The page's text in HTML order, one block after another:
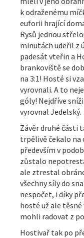
k odraženému
euforii hrající
Rysů jednou
minutách udeřil z
padesát vteřin a
brankoviště se
na 3:1! Hosté si
vyrovnali. A to
góly! Nejdříve
vyrovnal Jedelský.
Závěr druhé části
trpělivě čekalo na
především v
zůstalo
ale ztrestal
všechny síly do
nespočet, i díky
hosté už ale těsné
mohli radovat z
Hostivař tak po